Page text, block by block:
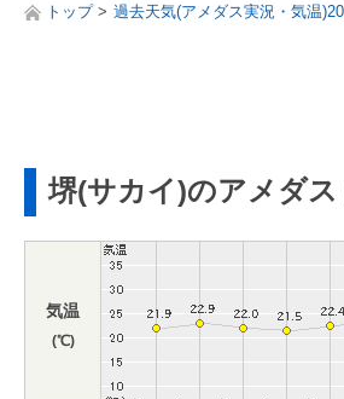
トップ 過去天気(アメダス実況・気温
堺(サカイ)のアメダス
気温
(℃)